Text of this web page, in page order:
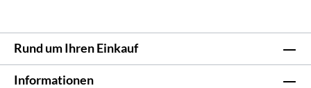
Rund um Ihren Einkauf
Informationen